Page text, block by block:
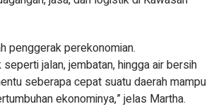
penggerak perekonomian.
jalan, jembatan, hingga air bersih
seberapa cepat suatu daerah mampu
ekonominya,” jelas Martha.